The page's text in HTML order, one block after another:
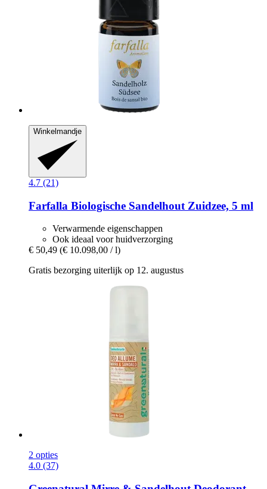
Winkelmandje
4.7 (21)
Farfalla Biologische Sandelhout Zuidzee, 5 ml
Verwarmende eigenschappen
Ook ideaal voor huidverzorging
€ 50,49 (€ 10.098,00 / l)
Gratis bezorging uiterlijk op 12. augustus
2 opties
4.0 (37)